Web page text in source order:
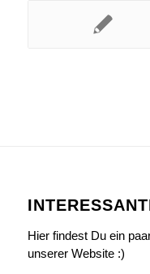
Hier findest Du ein
unserer Website :)